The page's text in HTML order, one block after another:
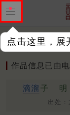
点击这里，展
作品 标注四声
作品信息已由
滴溜 子 明
出处：